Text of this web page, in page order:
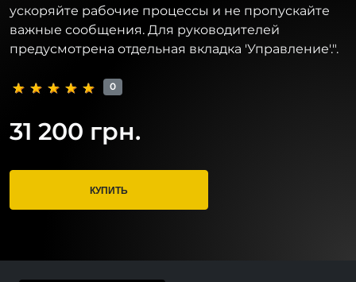
ускоряйте рабочие процессы и не пропускайте
важные сообщения. Для руководителей
предусмотрена отдельная вкладка 'Управление'.".
0
31 200 грн.
КУПИТЬ